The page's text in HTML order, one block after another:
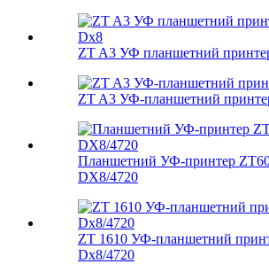
ZT A3 УФ планшетний
ZT A3 УФ-планшетний
Планшетний УФ-принтер
DX8/4720
ZT 1610 УФ-планшетний
Dx8/4720